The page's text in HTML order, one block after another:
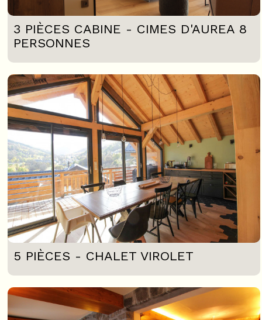
3 PIÈCES CABINE - CIMES D'AUREA 8
PERSONNES
5 PIÈCES - CHALET VIROLET